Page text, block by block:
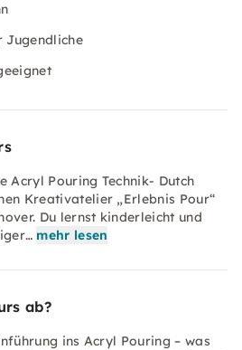
Jugendliche
Acryl Pouring Technik- Dutch
Kreativatelier „Erlebnis Pour“
Du lernst kinderleicht und
mehr lesen
ab?
ins Acryl Pouring – was